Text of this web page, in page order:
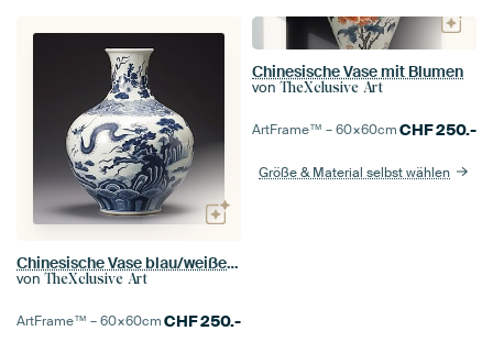
Chinesische Vase blau/weißer dunkler Hintergrund
von TheXclusive Art
ArtFrame™ –60×60cmCHF250.-
Chinesische Vase mit Blumen
von TheXclusive Art
ArtFrame™ –60×60cmCHF250.-
Größe & Material selbst wählen